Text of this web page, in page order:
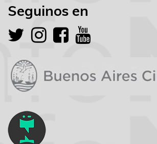
Seguinos en